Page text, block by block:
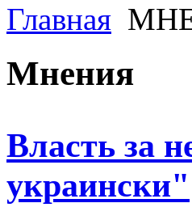
Главная
Мнения
Власть за
украински"